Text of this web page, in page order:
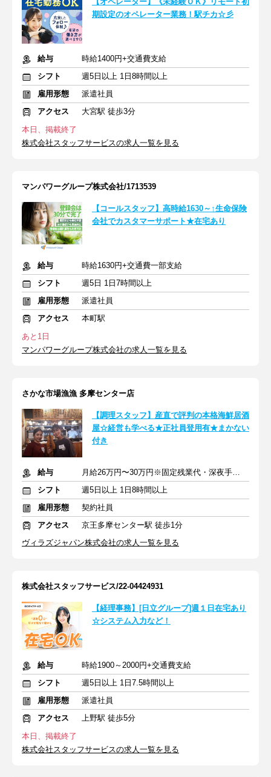
期設定のオペレーター業務！駅チカ☆彡
給与
時給1400円+交通費支給
シフト
週5日以上 1日8時間以上
雇用形態
派遣社員
アクセス
大宮駅 徒歩3分
本日、掲載終了
株式会社スタッフサービスの求人一覧を見る
マンパワーグループ株式会社/1713539
【コールスタッフ】高時給1630～↑生命保険
会社でカスタマーサポート★在宅あり
給与
時給1630円+交通費一部支給
シフト
週5日 1日7時間以上
雇用形態
派遣社員
アクセス
本町駅
あと1日
マンパワーグループ株式会社の求人一覧を見る
さかな市場漁漁 多摩センター店
【調理スタッフ】産直で評判の本格海鮮居酒
屋☆経営も学べる★正社員登用有★まかない
付き
給与
月給26万円〜30万円※固定残業代・深夜手当含む＋交通費全額支給
シフト
週5日以上 1日8時間以上
雇用形態
契約社員
アクセス
京王多摩センター駅 徒歩1分
ヴィラズジャパン株式会社の求人一覧を見る
株式会社スタッフサービス/22-04424931
【経理事務】[日立グループ]週１日在宅あり
☆システム入力など！
給与
時給1900～2000円+交通費支給
シフト
週5日以上 1日7.5時間以上
雇用形態
派遣社員
アクセス
上野駅 徒歩5分
本日、掲載終了
株式会社スタッフサービスの求人一覧を見る